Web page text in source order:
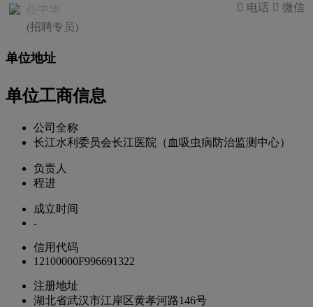
任中华
(招聘专员)
 微信
 电话
单位地址
单位工商信息
公司全称
长江水利委员会长江医院（血吸虫病防治监测中心）
负责人
程进
成立时间
-
信用代码
12100000F996691322
注册地址
湖北省武汉市江岸区黄孝河路146号